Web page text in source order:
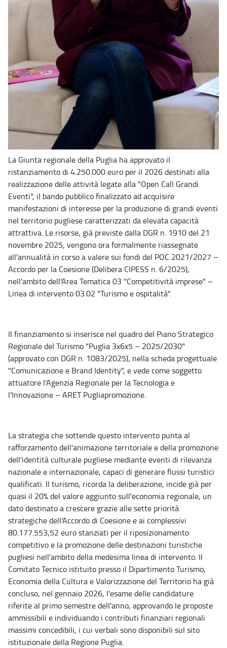
La Giunta regionale della Puglia ha approvato il
ristanziamento di 4.250.000 euro per il 2026 destinati alla
realizzazione delle attività legate alla "Open Call Grandi
Eventi", il bando pubblico finalizzato ad acquisire
manifestazioni di interesse per la produzione di grandi eventi
nel territorio pugliese caratterizzati da elevata capacità
attrattiva. Le risorse, già previste dalla DGR n. 1910 del 21
novembre 2025, vengono ora formalmente riassegnate
all'annualità in corso a valere sui fondi del POC 2021/2027 –
Accordo per la Coesione (Delibera CIPESS n. 6/2025),
nell'ambito dell'Area Tematica 03 "Competitività imprese" –
Linea di intervento 03.02 "Turismo e ospitalità".
Il finanziamento si inserisce nel quadro del Piano Strategico
Regionale del Turismo "Puglia 3x6x5 – 2025/2030"
(approvato con DGR n. 1083/2025), nella scheda progettuale
"Comunicazione e Brand Identity", e vede come soggetto
attuatore l'Agenzia Regionale per la Tecnologia e
l'Innovazione – ARET Pugliapromozione.
La strategia che sottende questo intervento punta al
rafforzamento dell'animazione territoriale e della promozione
dell'identità culturale pugliese mediante eventi di rilevanza
nazionale e internazionale, capaci di generare flussi turistici
qualificati. Il turismo, ricorda la deliberazione, incide già per
quasi il 20% del valore aggiunto sull'economia regionale, un
dato destinato a crescere grazie alle sette priorità
strategiche dell'Accordo di Coesione e ai complessivi
80.177.553,52 euro stanziati per il riposizionamento
competitivo e la promozione delle destinazioni turistiche
pugliesi nell'ambito della medesima linea di intervento. Il
Comitato Tecnico istituito presso il Dipartimento Turismo,
Economia della Cultura e Valorizzazione del Territorio ha già
concluso, nel gennaio 2026, l'esame delle candidature
riferite al primo semestre dell'anno, approvando le proposte
ammissibili e individuando i contributi finanziari regionali
massimi concedibili, i cui verbali sono disponibili sul sito
istituzionale della Regione Puglia.